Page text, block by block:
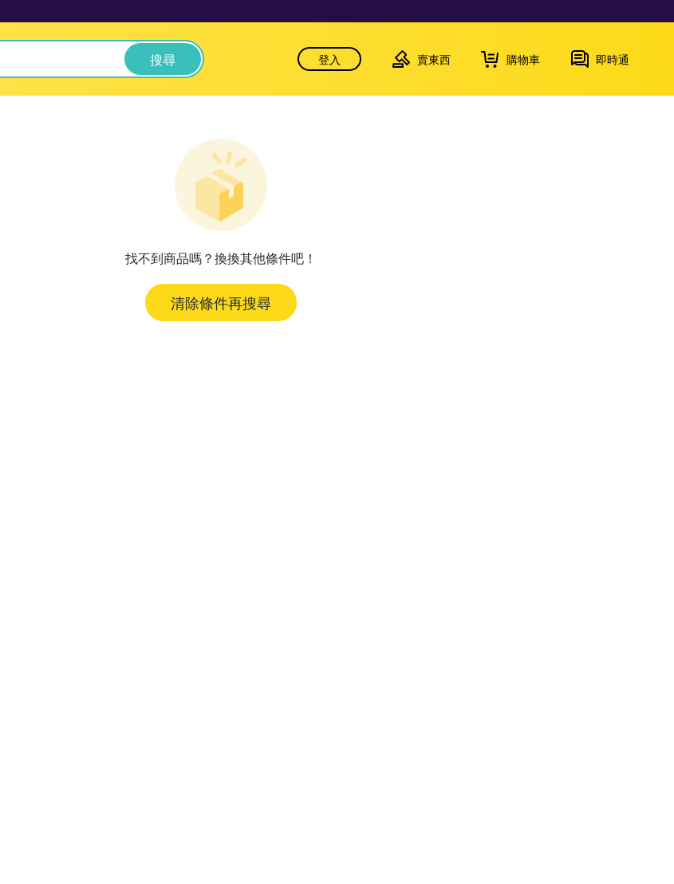
搜尋 登入 賣東西 購物車 即時通
找不到商品嗎？換換其他條件吧！
清除條件再搜尋